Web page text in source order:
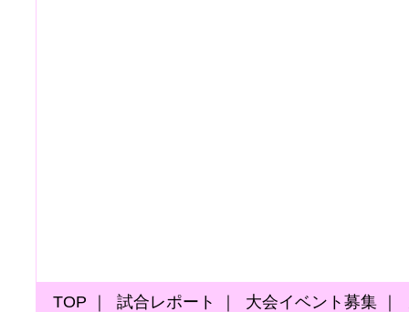
TOP ｜ 試合レポート ｜ 大会イベント募集 ｜